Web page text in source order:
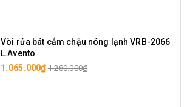
Vòi rửa bát cắm chậu nóng lạnh VRB-2066
L.Avento
1.065.000₫ 1.280.000₫